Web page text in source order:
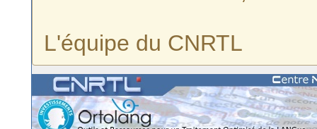
L'équipe du CNRTL